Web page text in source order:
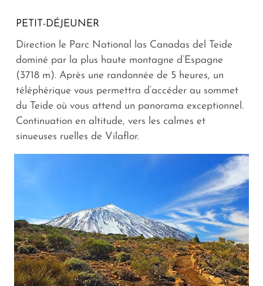
PETIT-DÉJEUNER
Direction le Parc National las Canadas del Teide
dominé par la plus haute montagne d’Espagne
(3718 m). Après une randonnée de 5 heures, un
téléphérique vous permettra d’accéder au sommet
du Teide où vous attend un panorama exceptionnel.
Continuation en altitude, vers les calmes et
sinueuses ruelles de Vilaflor.